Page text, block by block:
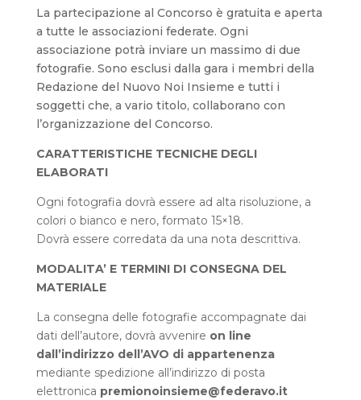
La partecipazione al Concorso è gratuita e aperta
a tutte le associazioni federate. Ogni
associazione potrà inviare un massimo di due
fotografie. Sono esclusi dalla gara i membri della
Redazione del Nuovo Noi Insieme e tutti i
soggetti che, a vario titolo, collaborano con
l’organizzazione del Concorso.
CARATTERISTICHE TECNICHE DEGLI
ELABORATI
Ogni fotografia dovrà essere ad alta risoluzione, a
colori o bianco e nero, formato 15×18.
Dovrà essere corredata da una nota descrittiva.
MODALITA’ E TERMINI DI CONSEGNA DEL
MATERIALE
La consegna delle fotografie accompagnate dai
dati dell’autore, dovrà avvenire on line
dall’indirizzo dell’AVO di appartenenza
mediante spedizione all’indirizzo di posta
elettronica premionoinsieme@federavo.it